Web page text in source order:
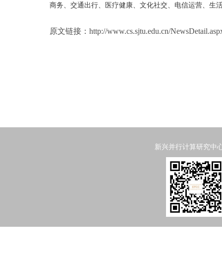
商务、交通出行、医疗健康、文化社交、电信运营、生
原文链接：http://www.cs.sjtu.edu.cn/
新兴并行计算研究中